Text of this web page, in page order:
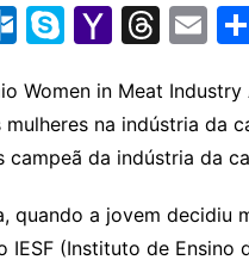
O
lo
o
k.
c
S
y
p
e
Y
h
o
o
M
T
e
a
d
s
E
ai
l
Women in Meat Industry
na indústria da
da indústria da
quando a jovem decidiu
IESF (Instituto de Ensino